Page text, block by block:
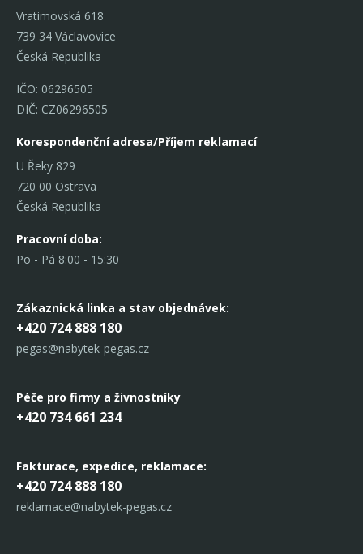
Vratimovská 618
739 34 Václavovice
Česká Republika
IČO: 06296505
DIČ: CZ06296505
Korespondenční adresa/Příjem reklamací
U Řeky 829
720 00 Ostrava
Česká Republika
Pracovní doba:
Po - Pá 8:00 - 15:30
Zákaznická linka a stav objednávek:
+420 724 888 180
pegas@nabytek-pegas.cz
Péče pro firmy a živnostníky
+420 734 661 234
Fakturace, expedice, reklamace:
+420 724 888 180
reklamace@nabytek-pegas.cz